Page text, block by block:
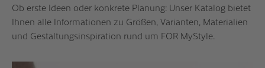
Ob erste Ideen oder konkrete Planung: Unser Katalog bietet
Ihnen alle Informationen zu Größen, Varianten, Materialien
und Gestaltungsinspiration rund um FOR MyStyle.